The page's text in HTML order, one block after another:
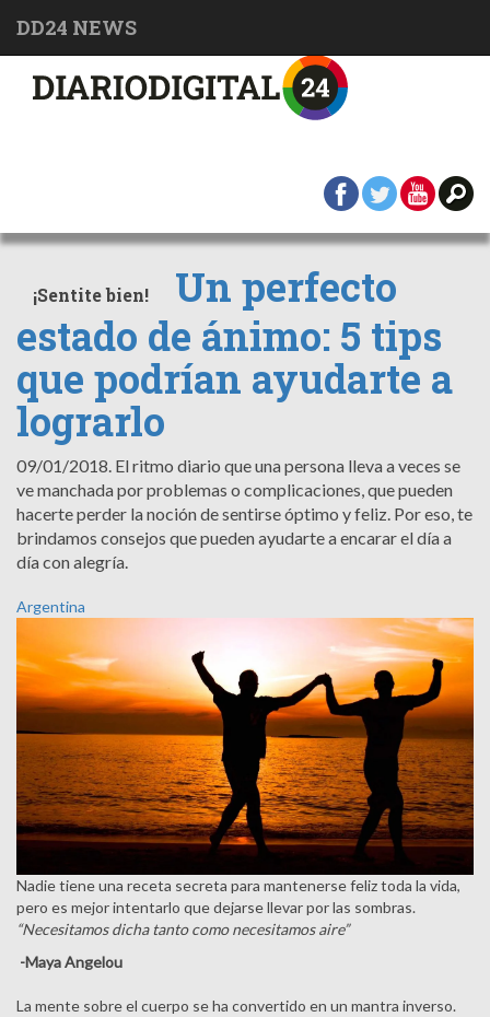
DD24 NEWS
¡Sentite bien!
Un perfecto
estado de ánimo: 5 tips
que podrían ayudarte a
lograrlo
09/01/2018. El ritmo diario que una persona lleva a veces se
ve manchada por problemas o complicaciones, que pueden
hacerte perder la noción de sentirse óptimo y feliz. Por eso, te
brindamos consejos que pueden ayudarte a encarar el día a
día con alegría.
Argentina
Nadie tiene una receta secreta para mantenerse feliz toda la vida,
pero es mejor intentarlo que dejarse llevar por las sombras.
“Necesitamos dicha tanto como necesitamos aire”
-Maya Angelou
La mente sobre el cuerpo se ha convertido en un mantra inverso.